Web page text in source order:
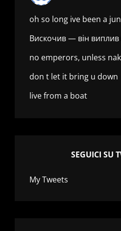
oh so long ive been a
Вискочив — він
no emperors, unless
don t let it bring u down
live from a boat
SEGUICI SU
My Tweets